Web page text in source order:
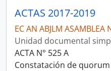
ACTAS 2017-2019
EC AN ABJLM
Unidad documental
ACTA N° 525 A
Constatación de quorum